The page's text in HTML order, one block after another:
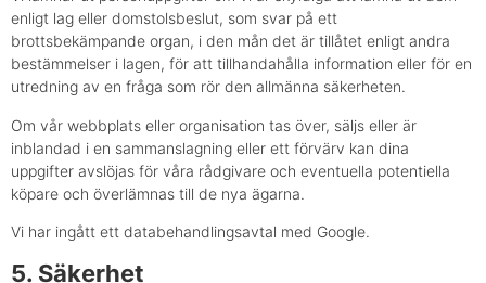
enligt lag eller domstolsbeslut, som svar på ett
brottsbekämpande organ, i den mån det är tillåtet enligt andra
bestämmelser i lagen, för att tillhandahålla information eller för en
utredning av en fråga som rör den allmänna säkerheten.
Om vår webbplats eller organisation tas över, säljs eller är
inblandad i en sammanslagning eller ett förvärv kan dina
uppgifter avslöjas för våra rådgivare och eventuella potentiella
köpare och överlämnas till de nya ägarna.
Vi har ingått ett databehandlingsavtal med Google.
5. Säkerhet